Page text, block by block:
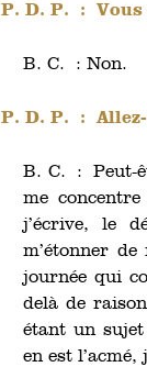
P. D. P. :
B. C. : Non.
P. D. P. :
B. C. : Peut-
me
j’écrive, le
m’étonner
journée qui
delà de
étant un
en est